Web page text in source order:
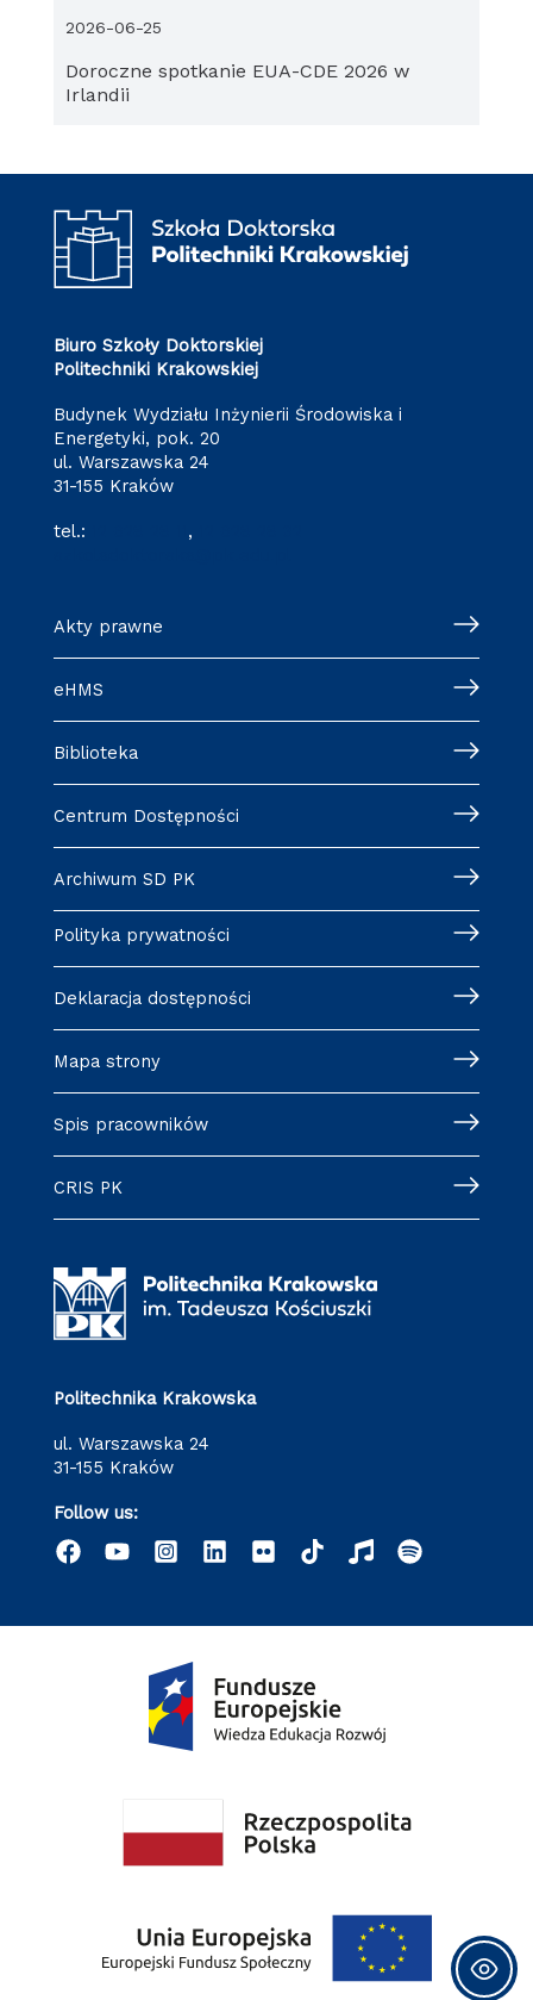
Doroczne spotkanie EUA-CDE 2026 w
Irlandii
2026-06-25
Biuro Szkoły Doktorskiej
Politechniki Krakowskiej
Budynek Wydziału Inżynierii Środowiska i
Energetyki, pok. 20
ul. Warszawska 24
31-155 Kraków
tel.: ,
Akty prawne
eHMS
Biblioteka
Centrum Dostępności
Archiwum SD PK
Polityka prywatności
Deklaracja dostępności
Mapa strony
Spis pracowników
CRIS PK
Politechnika Krakowska
ul. Warszawska 24
31-155 Kraków
Follow us: